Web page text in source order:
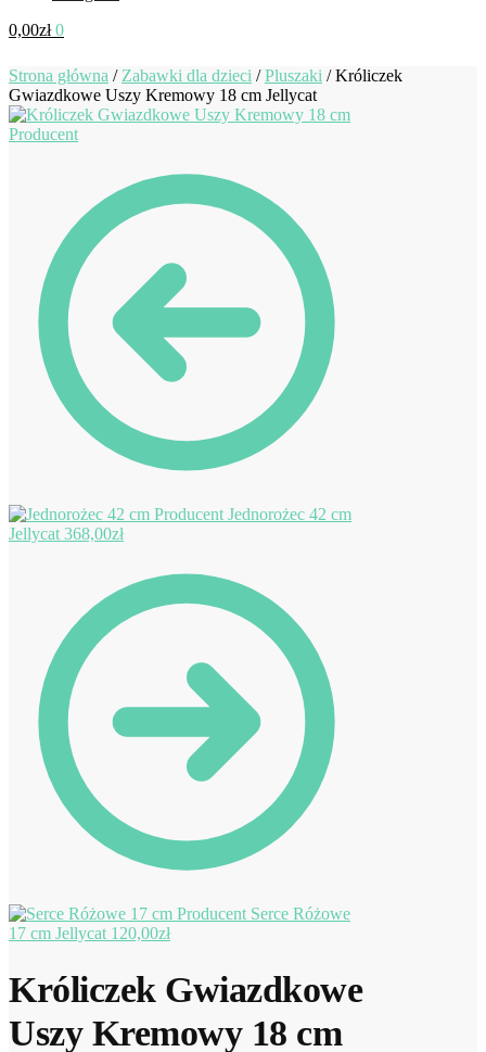
0,00zł 0
Strona główna / Zabawki dla dzieci /Pluszaki /Króliczek
Gwiazdkowe Uszy Kremowy 18 cm Jellycat
Jednorożec 42 cm
Jellycat 368,00zł
Serce Różowe
17 cm Jellycat 120,00zł
Króliczek Gwiazdkowe
Uszy Kremowy 18 cm